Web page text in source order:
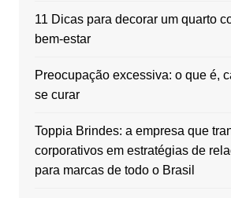
11 Dicas para decorar um quarto
bem-estar
Preocupação excessiva: o que é,
se curar
Toppia Brindes: a empresa que
corporativos em estratégias de
para marcas de todo o Brasil